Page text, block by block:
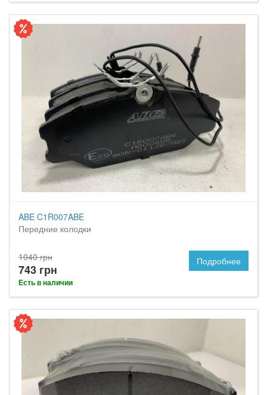
ABE C1R007ABE
Передние колодки
1040 грн
743 грн
Есть в наличии
Подробнее